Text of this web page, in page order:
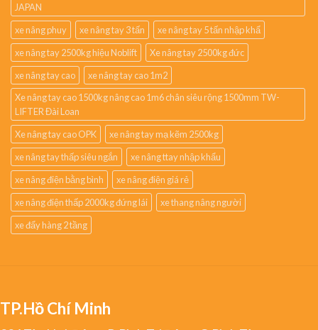
JAPAN
xe nâng phuy
xe nâng tay 3 tấn
xe nâng tay 5 tấn nhập khẩ
xe nâng tay 2500kg hiệu Noblift
Xe nâng tay 2500kg đức
xe nâng tay cao
xe nâng tay cao 1m2
Xe nâng tay cao 1500kg nâng cao 1m6 chân siêu rộng 1500mm TW-
LIFTER Đài Loan
Xe nâng tay cao OPK
xe nâng tay mạ kẽm 2500kg
xe nâng tay thấp siêu ngắn
xe nâng ttay nhập khẩu
xe nâng điện bằng bình
xe nâng điện giá rẻ
xe nâng điện thấp 2000kg đứng lái
xe thang nâng người
xe đẩy hàng 2 tầng
TP.Hồ Chí Minh